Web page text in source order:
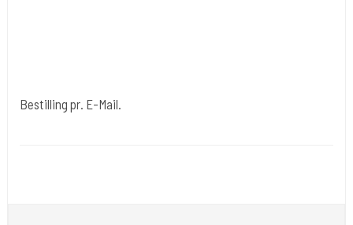
Bestilling pr. E-Mail.